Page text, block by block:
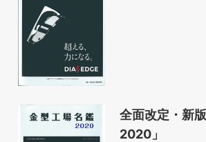
全面改定・新
2020」